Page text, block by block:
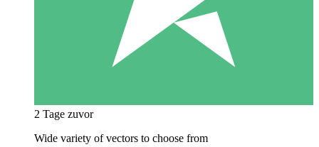
2 Tage zuvor
Wide variety of vectors to choose from